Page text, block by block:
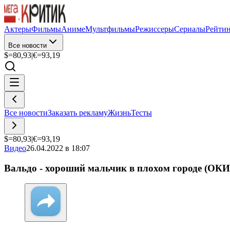
АктерыФильмыАнимеМультфильмыРежиссерыСериалы
Все новости
$=80,93|€=93,19
Все новостиЗаказать рекламуЖизньТесты
$=80,93|€=93,19
Видео26.04.2022 в 18:07
Вальдо - хороший мальчик в плохом городе